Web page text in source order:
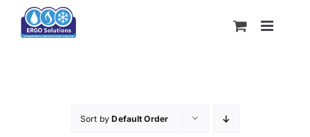
Sort byDefault Order